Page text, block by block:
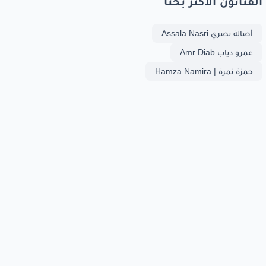
أصالة نصري Assala Nasri
عمرو دياب Amr Diab
حمزة نمرة | Hamza Namira